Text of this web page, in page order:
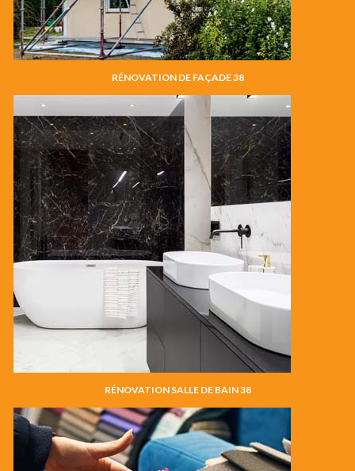
RÉNOVATION DE FAÇADE 38
RÉNOVATION SALLE DE BAIN 38